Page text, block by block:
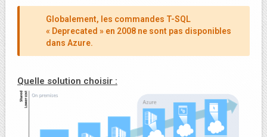
Globalement, les commandes T-SQL
« Deprecated » en 2008 ne sont pas disponibles
dans Azure.
Quelle solution choisir :